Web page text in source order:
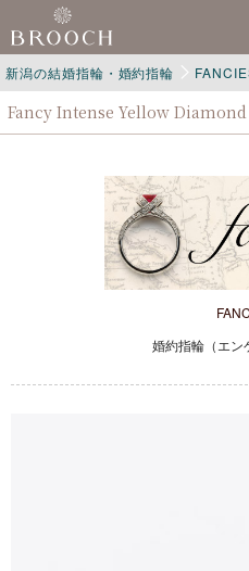
新潟の結婚指輪・婚約指輪
Fancy Intense Yellow
婚約指輪（エン